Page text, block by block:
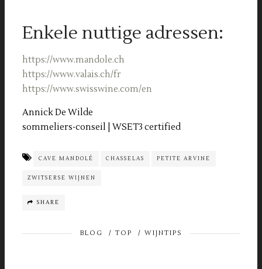
Enkele nuttige adressen:
https://www.mandole.ch
https://www.valais.ch/fr
https://www.swisswine.com/en
Annick De Wilde
sommeliers-conseil | WSET3 certified
CAVE MANDOLÉ CHASSELAS PETITE ARVINE
ZWITSERSE WIJNEN
SHARE
BLOG / TOP / WIJNTIPS